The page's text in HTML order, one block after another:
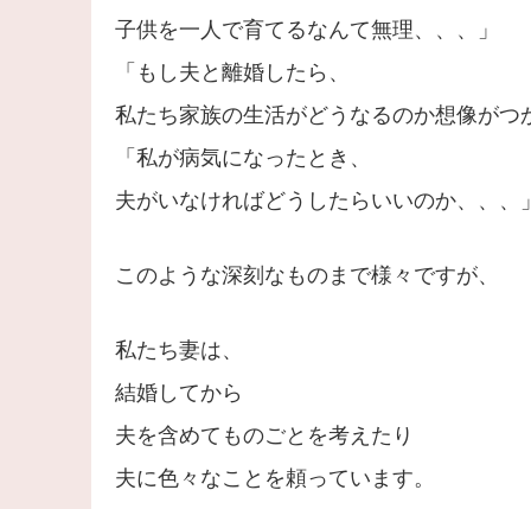
子供を一人で育てるなんて無理、、、」
「もし夫と離婚したら、
私たち家族の生活がどうなるのか想像がつ
「私が病気になったとき、
夫がいなければどうしたらいいのか、、、」
このような深刻なものまで様々ですが、
私たち妻は、
結婚してから
夫を含めてものごとを考えたり
夫に色々なことを頼っています。